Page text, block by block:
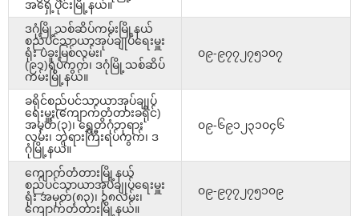
အရှေ့ပိုင်းမြို့နယ်။
ဒဂုံမြို့သစ်ဆိပ်ကမ်းမြို့နယ်
စည်ပင်သာယာအုပ်ချုပ်ရေးမှူး
ရုံး ပဲခူးမြစ်လမ်း၊
(၉၁)ရပ်ကွက်၊ ဒဂုံမြို့သစ်ဆိပ်
ကမ်းမြို့နယ်။
၀၉-၉၇၇၂၇၅၁၀၇
ခရိုင်စည်ပင်သာယာအုပ်ချုပ်
ရေးမှူး(ကျောက်တံတားခရိုင်)
အမှတ်(၃)၊ ရွှေတိဂုံဘုရား
လမ်း၊ ဘုရားကြီးရပ်ကွက်၊ ဒ
ဂုံမြို့နယ်။
၀၉-၆၉၁၂၃၁၀၄၆
ကျောက်တံတားမြို့နယ်
စည်ပင်သာယာအုပ်ချုပ်ရေးမှူး
ရုံး အမှတ်(၈၃)၊ ၃၈လမ်း၊
ကျောက်တံတားမြို့နယ်။
၀၉-၉၇၇၂၇၅၁၀၉